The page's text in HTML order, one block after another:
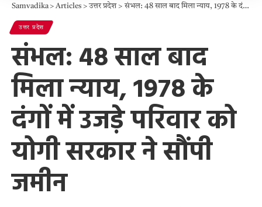
Samvadika>Articles >उत्तर प्रदेश>संभल: 48 साल बाद मिला न्याय, 1978 के दंगों में उजड़े परिवार को योगी सरकार ने सौंपी जमीन
उत्तर प्रदेश
संभल: 48 साल बाद
मिला न्याय, 1978 के
दंगों में उजड़े परिवार को
योगी सरकार ने सौंपी
जमीन